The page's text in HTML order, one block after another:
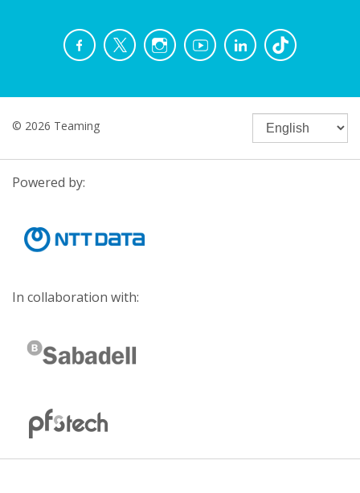
© 2026 Teaming
Powered by:
In collaboration with: